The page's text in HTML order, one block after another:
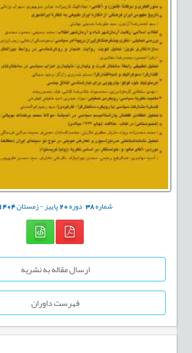
شماره38 دوره20پاییز - زمستان1404
ارسال مقاله به نشریه
فهرست داوران